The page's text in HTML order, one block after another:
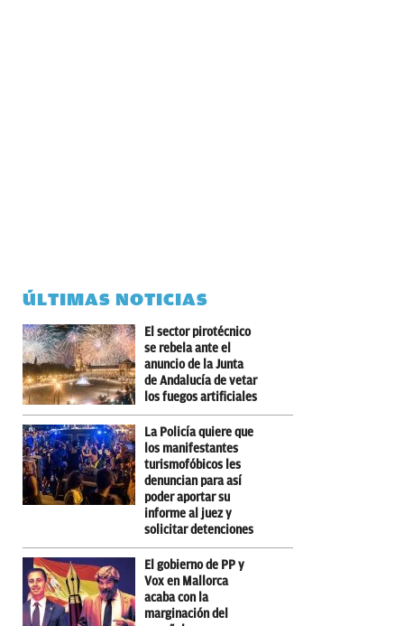
ÚLTIMAS NOTICIAS
El sector pirotécnico
se rebela ante el
anuncio de la Junta
de Andalucía de vetar
los fuegos artificiales
La Policía quiere que
los manifestantes
turismofóbicos les
denuncian para así
poder aportar su
informe al juez y
solicitar detenciones
El gobierno de PP y
Vox en Mallorca
acaba con la
marginación del